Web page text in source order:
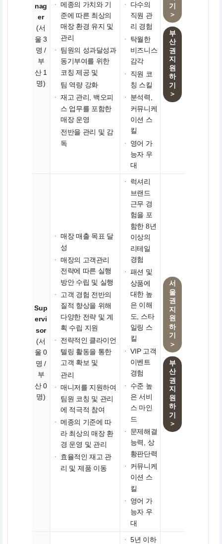
nag
er
(서
울 3
명 /
부
산 1
명)
· 메종의 가치와 기
준에 따른 최상의
매장 환경 유지 및
관리
·
팀원의 성과달성과
동기부여를 위한
코칭 제공 및
팀 역량 강화
· 재고 관리, 백오피
스 업무를 포함한
매장 운영
전반을 관리 및 감
독
·
다수의
직원 관
리 경험
· 탁월한
비즈니스
감각
· 직원 코
칭 스킬
·
분석력,
커뮤니케
이션 스
킬
·
영어 가
능자 우
대
기
＞
부
산
권
지
원
하
기
＞
Sup
ervi
sor
(서
울 0
명 /
부
산 0
명)
· 매장 매출 목표 달
성
· 매장의 고객관리
전략에 따른 실행
방안 수립 및 실행
·
고객 경험 전반의
질적 향상을 위해
다양한 전략 및 계
획 수립 지원
·
전략적인 클라이언
텔링 활동을 통한
고객 확보 및
관리
· 매니저를 지원하여
팀원 코칭 및 관리
에 적극적 참여
· 메종의 기준에 따
라 최상의 매장 환
경 운영 및 관리
· 효율적인 재고 관
리 및 제품 이동
·
럭셔리
브랜드
근무 경
험을 포
함한 8년
이상의
리테일
경험
· 패션 및
상품에
대한 높
은 이해
도, 스타
일링 스
킬
· VIP 고객
이벤트
경험
· 수준 높
은 서비
스 마인
드
·
문제해결
능력, 상
황판단력
·
커뮤니케
이션 스
킬
·
영어 가
능자 우
대
서
울
권
지
원
하
기
＞
부
산
권
지
원
하
기
＞
· 5년 이하